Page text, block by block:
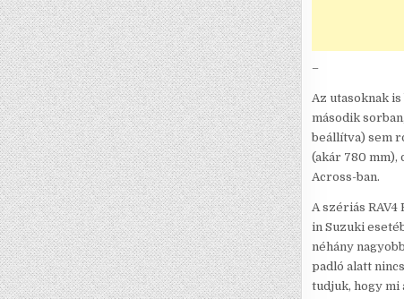
–
Az utasoknak
második
beállítva) sem
(akár 780 mm),
Across-ban.
A szériás
in Suzuki
néhány
padló alatt
tudjuk, hogy mi